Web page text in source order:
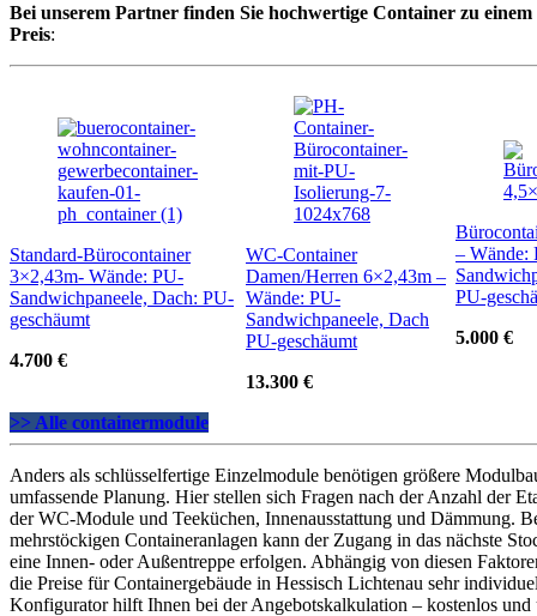
Bei unserem Partner finden Sie hochwertige Container zu einem
Preis:
Standard-Bürocontainer
3×2,43m- Wände: PU-
Sandwichpaneele, Dach: PU-
geschäumt
4.700 €
WC-Container
Damen/Herren 6×2,43m –
Wände: PU-
Sandwichpaneele, Dach
PU-geschäumt
13.300 €
– Wände:
PU-
5.000 €
>> Alle containermodule
Anders als schlüsselfertige Einzelmodule benötigen größere
umfassende Planung. Hier stellen sich Fragen nach der Anzahl der
der WC-Module und Teeküchen, Innenausstattung und Dämmung.
mehrstöckigen Containeranlagen kann der Zugang in das nächste
eine Innen- oder Außentreppe erfolgen. Abhängig von diesen
die Preise für Containergebäude in Hessisch Lichtenau sehr
Konfigurator hilft Ihnen bei der Angebotskalkulation – kostenlos